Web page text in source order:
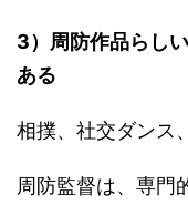
3）周防作品らし
ある
相撲、社交ダンス
周防監督は、専門